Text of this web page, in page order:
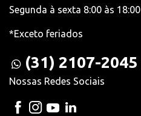
Segunda à sexta 8:00 às 18:00
*Exceto feriados
(31) 2107-2045
Nossas Redes Sociais